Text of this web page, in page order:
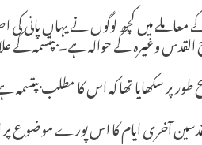
کے طور پر یوحنا 3سے 5 کے معاملے میں کچھ لوگوں
القدس وغیرہ کے حوالہ ہے۔ بپتسمہ کے
طور پر سکھایا تھا کہ اس کا مطلب
آخری ایام کا اس پورے موضوع